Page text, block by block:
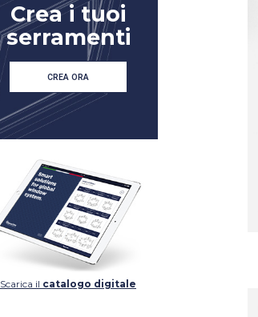
Crea i tuoi
serramenti
CREA ORA
Scarica il catalogo digitale
DETTAGLIO